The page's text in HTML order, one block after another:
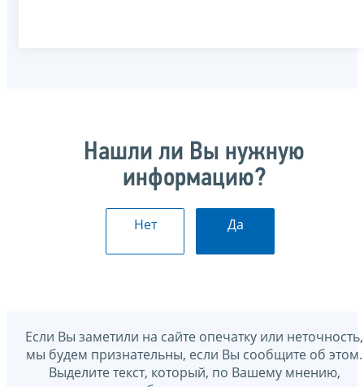
Нашли ли Вы нужную
информацию?
Нет Да
Если Вы заметили на сайте опечатку или неточность,
мы будем признательны, если Вы сообщите об этом.
Выделите текст, который, по Вашему мнению,